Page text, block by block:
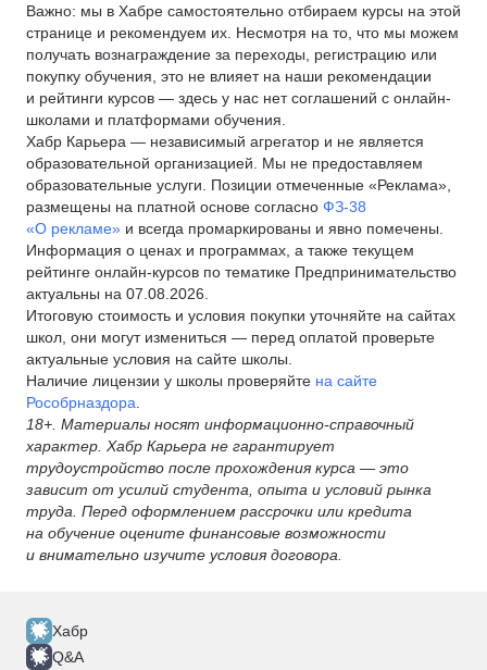
Важно: мы в Хабре самостоятельно отбираем курсы на этой
странице и рекомендуем их. Несмотря на то, что мы можем
получать вознаграждение за переходы, регистрацию или
покупку обучения, это не влияет на наши рекомендации
и рейтинги курсов — здесь у нас нет соглашений с онлайн-
школами и платформами обучения.
Хабр Карьера — независимый агрегатор и не является
образовательной организацией. Мы не предоставляем
образовательные услуги. Позиции отмеченные «Реклама»,
размещены на платной основе согласно ФЗ-38
«О рекламе» и всегда промаркированы и явно помечены.
Информация о ценах и программах, а также текущем
рейтинге онлайн-курсов по тематике Предпринимательство
актуальны на 07.08.2026.
Итоговую стоимость и условия покупки уточняйте на сайтах
школ, они могут измениться — перед оплатой проверьте
актуальные условия на сайте школы.
Наличие лицензии у школы проверяйте на сайте
Рособрназдора
18+. Материалы носят информационно-справочный
характер. Хабр Карьера не гарантирует
трудоустройство после прохождения курса — это
зависит от усилий студента, опыта и условий рынка
труда. Перед оформлением рассрочки или кредита
на обучение оцените финансовые возможности
и внимательно изучите условия договора.
Хабр
Q&A